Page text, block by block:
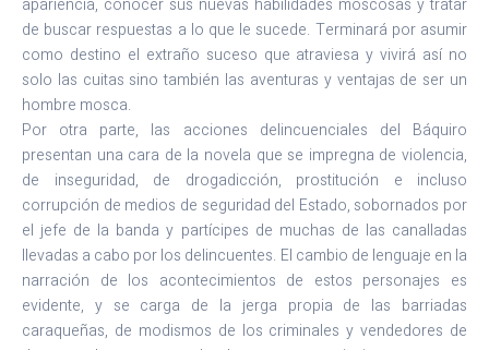
apariencia, conocer sus nuevas habilidades moscosas y tratar
de buscar respuestas a lo que le sucede. Terminará por asumir
como destino el extraño suceso que atraviesa y vivirá así no
solo las cuitas sino también las aventuras y ventajas de ser un
hombre mosca.
Por otra parte, las acciones delincuenciales del Báquiro
presentan una cara de la novela que se impregna de violencia,
de inseguridad, de drogadicción, prostitución e incluso
corrupción de medios de seguridad del Estado, sobornados por
el jefe de la banda y partícipes de muchas de las canalladas
llevadas a cabo por los delincuentes. El cambio de lenguaje en la
narración de los acontecimientos de estos personajes es
evidente, y se carga de la jerga propia de las barriadas
caraqueñas, de modismos de los criminales y vendedores de